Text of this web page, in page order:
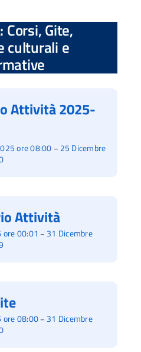
Corsi, Gite,
culturali e
ore 08:00 – 25 Dicembre
Attività 2025-
ore 00:01 – 31 Dicembre
Attività
ore 08:00– 31 Dicembre